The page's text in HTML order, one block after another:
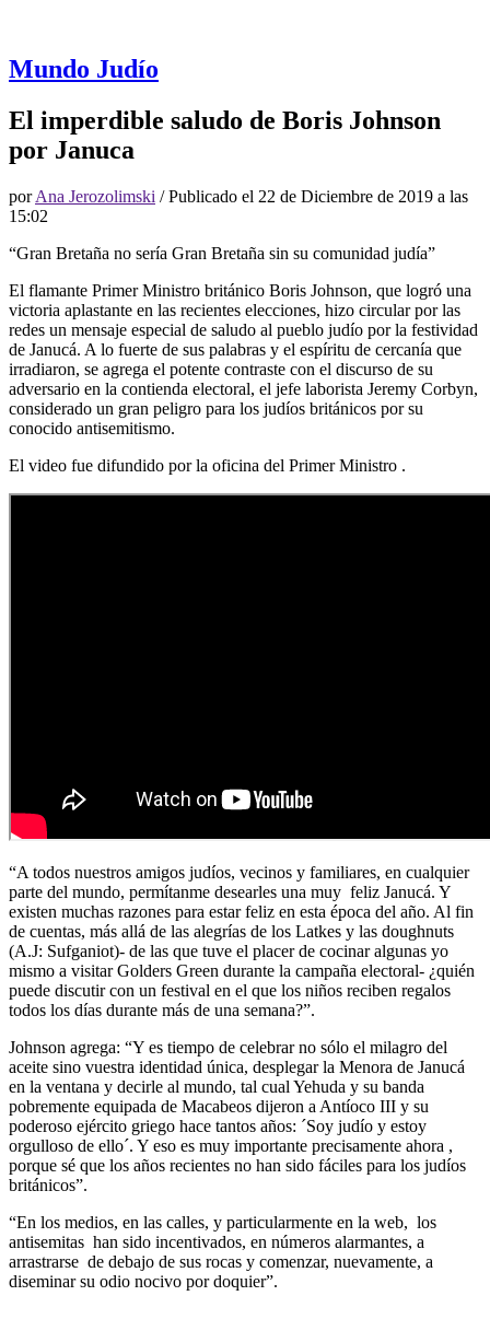
Mundo Judío
El imperdible saludo de Boris Johnson
por Januca
porAna Jerozolimski / Publicado el 22 de Diciembre de 2019 a las
15:02
“Gran Bretaña no sería Gran Bretaña sin su comunidad judía”
El flamante Primer Ministro británico Boris Johnson, que logró una
victoria aplastante en las recientes elecciones, hizo circular por las
redes un mensaje especial de saludo al pueblo judío por la festividad
de Janucá. A lo fuerte de sus palabras y el espíritu de cercanía que
irradiaron, se agrega el potente contraste con el discurso de su
adversario en la contienda electoral, el jefe laborista Jeremy Corbyn,
considerado un gran peligro para los judíos británicos por su
conocido antisemitismo.
El video fue difundido por la oficina del Primer Ministro .
“A todos nuestros amigos judíos, vecinos y familiares, en cualquier
parte del mundo, permítanme desearles una muy feliz Janucá. Y
existen muchas razones para estar feliz en esta época del año. Al fin
de cuentas, más allá de las alegrías de los Latkes y las doughnuts
(A.J: Sufganiot)- de las que tuve el placer de cocinar algunas yo
mismo a visitar Golders Green durante la campaña electoral- ¿quién
puede discutir con un festival en el que los niños reciben regalos
todos los días durante más de una semana?”.
Johnson agrega: “Y es tiempo de celebrar no sólo el milagro del
aceite sino vuestra identidad única, desplegar la Menora de Janucá
en la ventana y decirle al mundo, tal cual Yehuda y su banda
pobremente equipada de Macabeos dijeron a Antíoco III y su
poderoso ejército griego hace tantos años: ´Soy judío y estoy
orgulloso de ello´. Y eso es muy importante precisamente ahora ,
porque sé que los años recientes no han sido fáciles para los judíos
británicos”.
“En los medios, en las calles, y particularmente en la web, los
antisemitas han sido incentivados, en números alarmantes, a
arrastrarse de debajo de sus rocas y comenzar, nuevamente, a
diseminar su odio nocivo por doquier”.